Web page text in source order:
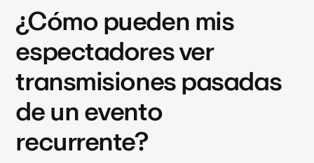
¿Cómo pueden mis
espectadores ver
transmisiones pasadas
de un evento
recurrente?